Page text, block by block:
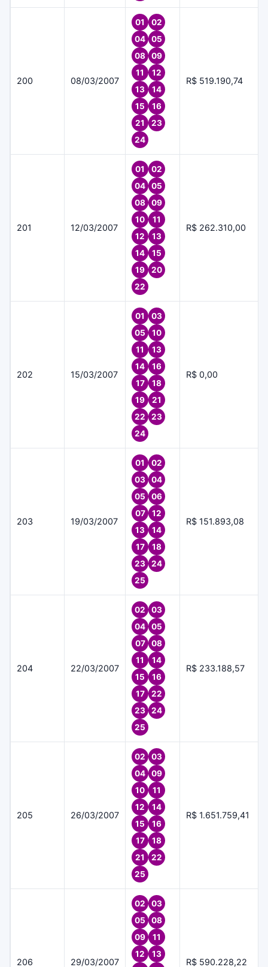
200 08/03/2007
01
02
04
05
08
09
11
12
13
14
15
16
21
23
24
R$ 519.190,74
201 12/03/2007
01
02
04
05
08
09
10
11
12
13
14
15
19
20
22
R$ 262.310,00
202 15/03/2007
01
03
05
10
11
13
14
16
17
18
19
21
22
23
24
R$ 0,00
203 19/03/2007
01
02
03
04
05
06
07
12
13
14
17
18
23
24
25
R$ 151.893,08
204 22/03/2007
02
03
04
05
07
08
11
14
15
16
17
22
23
24
25
R$ 233.188,57
205 26/03/2007
02
03
04
09
10
11
12
14
15
16
17
18
21
22
25
R$ 1.651.759,41
206 29/03/2007
02
03
05
08
09
11
12
13
R$ 590.228,22